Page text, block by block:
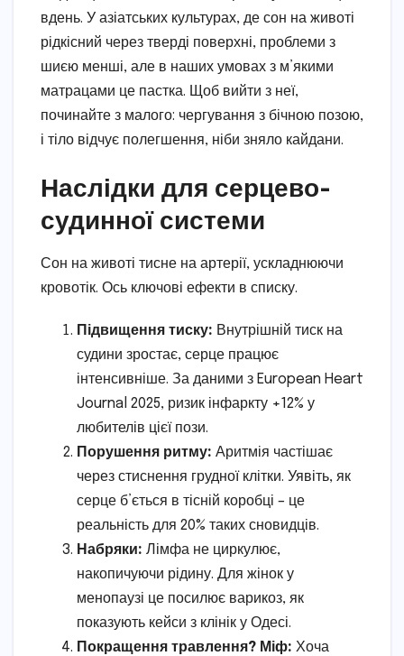
вдень. У азіатських культурах, де сон на животі
рідкісний через тверді поверхні, проблеми з
шиєю менші, але в наших умовах з м’якими
матрацами це пастка. Щоб вийти з неї,
починайте з малого: чергування з бічною позою,
і тіло відчує полегшення, ніби зняло кайдани.
Наслідки для серцево-
судинної системи
Сон на животі тисне на артерії, ускладнюючи
кровотік. Ось ключові ефекти в списку.
Підвищення тиску: Внутрішній тиск на
судини зростає, серце працює
інтенсивніше. За даними з European Heart
Journal 2025, ризик інфаркту +12% у
любителів цієї пози.
Порушення ритму: Аритмія частішає
через стиснення грудної клітки. Уявіть, як
серце б’ється в тісній коробці – це
реальність для 20% таких сновидців.
Набряки: Лімфа не циркулює,
накопичуючи рідину. Для жінок у
менопаузі це посилює варикоз, як
показують кейси з клінік у Одесі.
Покращення травлення? Міф: Хоча